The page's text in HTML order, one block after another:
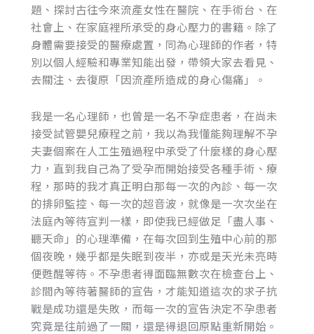
題、探討古往今來流產女性在醫院、在手術台、在
社會上、在家庭裡所承受的身心壓力的書籍。除了
身體需要接受的醫療處置，同為心理師的作者，特
別以個人經驗和專業知能出發，帶領大家去看見、
去關注、去復原「因流產所造成的身心傷痛」。
我是一名心理師，也曾是一名不孕症患者，在尚未
接受試管嬰兒療程之前，我以為我懂能夠理解不孕
夫妻個案在人工生殖過程中承受了什麼樣的身心壓
力，直到我自己為了受孕而開始接受各種手術、療
程，那時的我才真正明白那每一次的內診、每一次
的排卵監控、每一次的超音波，就像是一次次坐在
法庭內等待宣判一樣，即使我已經做足「盡人事、
聽天命」的心理準備，在每次回到生殖中心前的那
個夜晚，幾乎都是失眠到夜半，亦或是天光未亮時
便甦醒等待。不孕患者得面臨無數次在檢查台上、
診間內等待著醫師的宣告，才能知道這次的求子抗
戰是成功還是失敗，而每一次的宣告決定不孕患者
究竟是往前過了一關，還是得退回原點重新開始。